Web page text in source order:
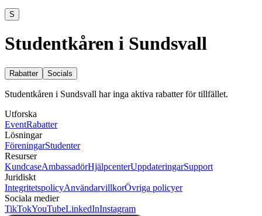
S
Studentkåren i Sundsvall
Rabatter Socials
Studentkåren i Sundsvall har inga aktiva rabatter för tillfället.
Utforska
EventRabatter
Lösningar
FöreningarStudenter
Resurser
KundcaseAmbassadörHjälpcenterUppdateringarSupport
Juridiskt
IntegritetspolicyAnvändarvillkorÖvriga policyer
Sociala medier
TikTokYouTubeLinkedInInstagram